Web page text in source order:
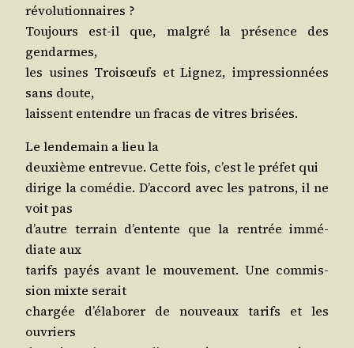
révolutionnaires ?
Tou­jours est-il que, mal­gré la pré­sence des
gendarmes,
les usines Troi­sœufs et Lignez, impres­sion­nées
sans doute,
laissent entendre un fra­cas de vitres brisées.
Le len­de­main a lieu la
deuxième entre­vue. Cette fois, c’est le pré­fet qui
dirige la comé­die. D’ac­cord avec les patrons, il ne
voit pas
d’autre ter­rain d’en­tente que la ren­trée immé­
diate aux
tarifs payés avant le mou­ve­ment. Une com­mis­
sion mixte serait
char­gée d’é­la­bo­rer de nou­veaux tarifs et les
ouvriers